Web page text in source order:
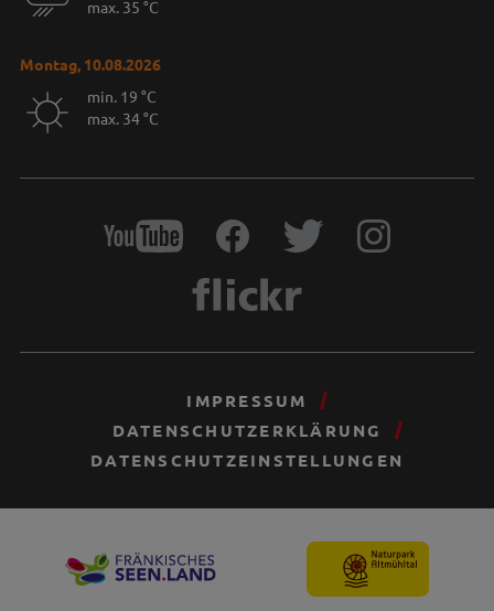
max. 35 °C
Montag, 10.08.2026
min. 19 °C
max. 34 °C
IMPRESSUM
DATENSCHUTZERKLÄRUNG
DATENSCHUTZEINSTELLUNGEN